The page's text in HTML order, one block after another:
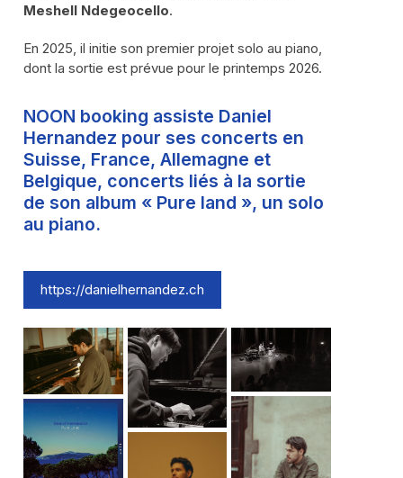
Meshell Ndegeocello.
En 2025, il initie son premier projet solo au piano,
dont la sortie est prévue pour le printemps 2026.
NOON booking assiste Daniel
Hernandez pour ses concerts en
Suisse, France, Allemagne et
Belgique, concerts liés à la sortie
de son album « Pure land », un solo
au piano.
https://danielhernandez.ch